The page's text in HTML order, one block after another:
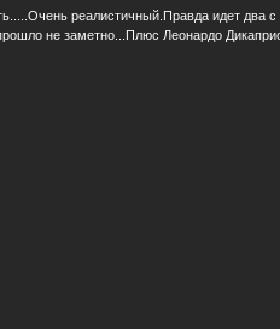
реалистичный.Правда идет два с
не заметно...Плюс Леонардо